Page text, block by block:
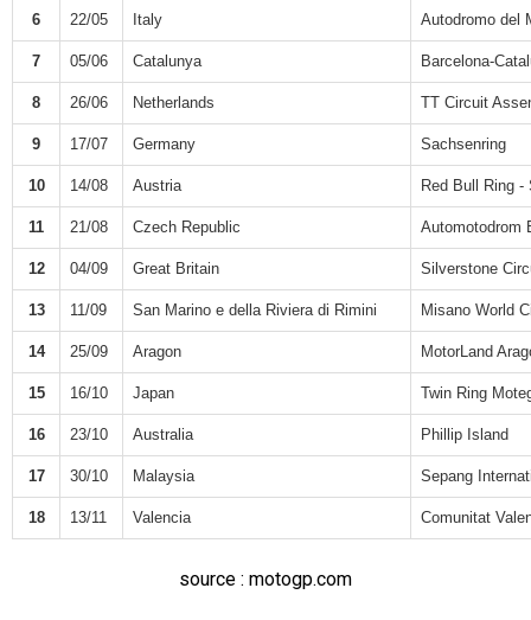
6 22/05 Italy Autodromo del
7 05/06 Catalunya Barcelona-
8 26/06 Netherlands TT Circuit
9 17/07 Germany Sachsenring
10 14/08 Austria Red Bull Ring -
11 21/08 Czech Republic Automotodrom
12 04/09 Great Britain Silverstone
13 11/09 San Marino e della Riviera di Rimini Misano World
14 25/09 Aragon MotorLand
15 16/10 Japan Twin Ring
16 23/10 Australia Phillip Island
17 30/10 Malaysia Sepang
18 13/11 Valencia Comunitat
source : motogp.com